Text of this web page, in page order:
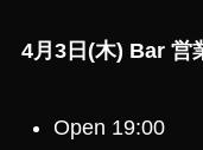
4月3日(木) Bar 営
Open 19:00